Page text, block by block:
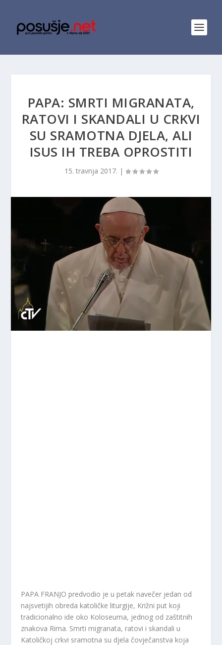
PAPA: SMRTI MIGRANATA,
RATOVI I SKANDALI U CRKVI
SU SRAMOTNA DJELA, ALI
ISUS IH TREBA OPROSTITI
15. travnja 2017. |
PAPA FRANJO predvodio je u petak navečer jedan od
najsvetijih obreda katoličke liturgije, Križni put koji
tradicionalno ide oko Koloseuma, jednog od zaštitnih
znakova Rima. Smrti migranata, ratovi i skandali u
Katoličkoj crkvi sramotna su djela čovječanstva koja